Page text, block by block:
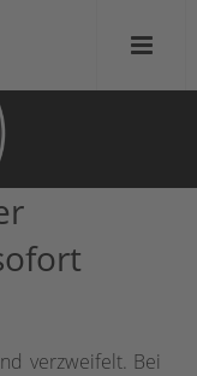
verzweifelt. Bei